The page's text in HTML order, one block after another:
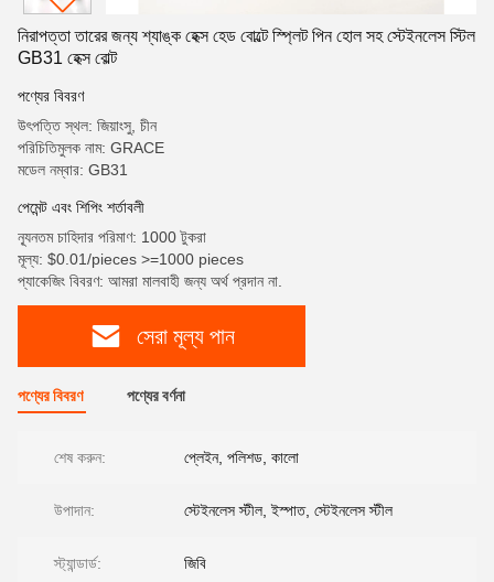
নিরাপত্তা তারের জন্য শ্যাঙ্ক হেক্স হেড বোল্টে স্প্লিট পিন হোল সহ স্টেইনলেস স্টিল
GB31 হেক্স বোল্ট
পণ্যের বিবরণ
উৎপত্তি স্থল: জিয়াংসু, চীন
পরিচিতিমুলক নাম: GRACE
মডেল নম্বার: GB31
পেমেন্ট এবং শিপিং শর্তাবলী
ন্যূনতম চাহিদার পরিমাণ: 1000 টুকরা
মূল্য: $0.01/pieces >=1000 pieces
প্যাকেজিং বিবরণ: আমরা মালবাহী জন্য অর্থ প্রদান না.
সেরা মূল্য পান
পণ্যের বিবরণ পণ্যের বর্ণনা
শেষ করুন: প্লেইন, পলিশড, কালো
উপাদান: স্টেইনলেস স্টীল, ইস্পাত, স্টেইনলেস স্টীল
স্ট্যান্ডার্ড: জিবি